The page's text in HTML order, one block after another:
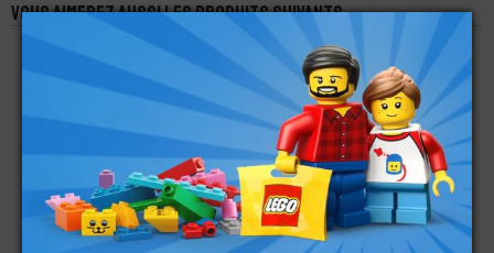
Vous aimerez aussi les produits suivants
LEGO® MINI-
JAKE SULLY
16,90€
LEGO® MINI-
FIGURINE - TÊTE DE
ROBOT (7L)
1,99€
LEGO® MINI-
FIGURINE MARVEL
KARL MORDO
19,90€
LEGO® ACCESSOIRE
LEGO® SUPPORT DE
LEGO® MINI-